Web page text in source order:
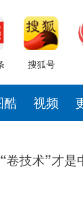
搜狐号
酷 视频
卷技术”才是